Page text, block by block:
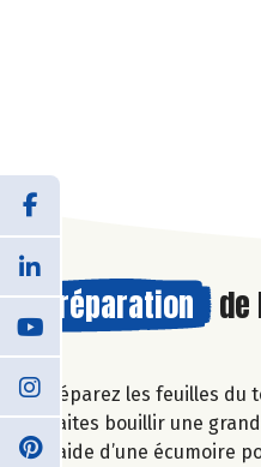
Préparation de
Séparez les feuilles
Faites bouillir une
l’aide d’une